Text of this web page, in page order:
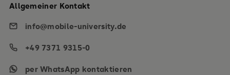
Allgemeiner Kontakt
info@mobile-university.de
+49 7371 9315-0
per WhatsApp kontaktieren